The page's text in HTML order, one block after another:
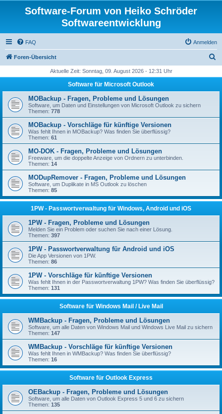
Software-Forum von Heiko Schröder
Softwareentwicklung
FAQ Anmelden
Foren-Übersicht
h
Aktuelle Zeit: Sonntag, 09. August 2026 - 12:31 Uhr
Software für Microsoft Outlook
MOBackup - Fragen, Probleme und Lösungen
Software, um Daten und Einstellungen von Microsoft Outlook zu sichern
Themen: 778
MOBackup - Vorschläge für künftige Versionen
Was fehlt Ihnen in MOBackup? Was finden Sie überflüssig?
Themen: 61
MO-DOK - Fragen, Probleme und Lösungen
Freeware, um die doppelte Anzeige von Ordnern zu unterbinden.
Themen: 14
MODupRemover - Fragen, Probleme und Lösungen
Software, um Duplikate in MS Outlook zu löschen
Themen: 85
1PW - Passwortverwaltung für Windows, Android und iOS
1PW - Fragen, Probleme und Lösungen
Melden Sie ein Problem oder suchen Sie nach einer Lösung.
Themen: 397
1PW - Passwortverwaltung für Android und iOS
Die App Versionen von 1PW.
Themen: 86
1PW - Vorschläge für künftige Versionen
Was fehlt Ihnen in der Passwortverwaltung 1PW? Was finden Sie überflüssig?
Themen: 131
Software für Windows Mail / Live Mail
WMBackup - Fragen, Probleme und Lösungen
Software, um alle Daten von Windows Mail und Windows Live Mail zu sichern
Themen: 147
WMBackup - Vorschläge für künftige Versionen
Was fehlt Ihnen in WMBackup? Was finden Sie überflüssig?
Themen: 16
Software für Outlook Express
OEBackup - Fragen, Probleme und Lösungen
Software, um alle Daten von Outlook Express 5 und 6 zu sichern
Themen: 135